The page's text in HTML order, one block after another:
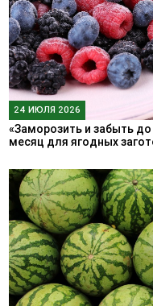
24 ИЮЛЯ 2026
«Заморозить и забыть
месяц для ягодных